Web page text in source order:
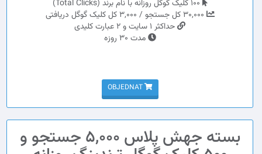
حداکثر 1 سایت و 2 عبارت کلیدی
مدت 30 روزه
OBJEDNAT
بسته جهش پلاس 5,000 جستجو و